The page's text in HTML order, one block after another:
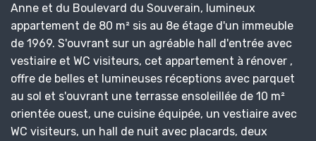
Anne et du Boulevard du Souverain, lumineux
appartement de 80 m² sis au 8e étage d'un immeuble
de 1969. S'ouvrant sur un agréable hall d'entrée avec
vestiaire et WC visiteurs, cet appartement à rénover ,
offre de belles et lumineuses réceptions avec parquet
au sol et s'ouvrant une terrasse ensoleillée de 10 m²
orientée ouest, une cuisine équipée, un vestiaire avec
WC visiteurs, un hall de nuit avec placards, deux